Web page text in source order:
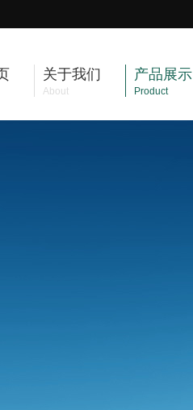
关于我们
About
产品展示
Product